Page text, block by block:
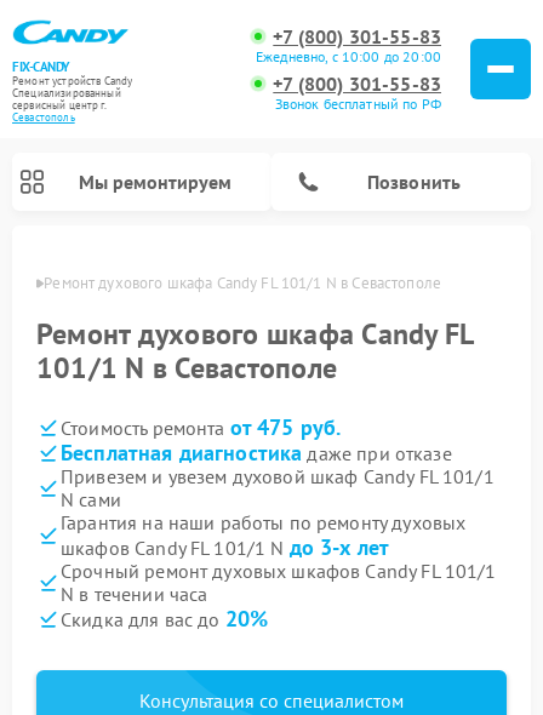
FIX-CANDY
Ремонт устройств Candy
Специализированный
cервисный центр г.
Севастополь
+7 (800) 301-55-83
Ежедневно, с 10:00 до 20:00
+7 (800) 301-55-83
Звонок бесплатный по РФ
Мы ремонтируем Позвонить
Ремонт духового шкафа Candy FL 101/1 N в Севастополе
Ремонт духового шкафа Candy FL
101/1 N в Севастополе
Стоимость ремонта от 475 руб.
Бесплатная диагностика даже при отказе
Привезем и увезем духовой шкаф Candy FL 101/1
N сами
Гарантия на наши работы по ремонту духовых
шкафов Candy FL 101/1 N до 3-х лет
Срочный ремонт духовых шкафов Candy FL 101/1
N в течении часа
Скидка для вас до 20%
Консультация со специалистом